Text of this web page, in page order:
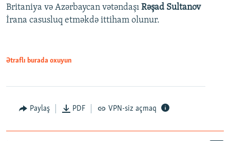
Britaniya və Azərbaycan vətəndaşı Rəşad Sultanov
İrana casusluq etməkdə ittiham olunur.
Ətraflı burada oxuyun
Paylaş PDF VPN-siz açmaq